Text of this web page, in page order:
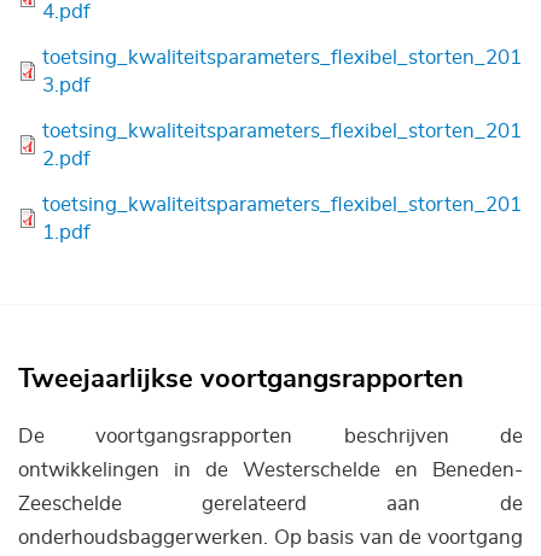
4.pdf
Bestand
toetsing_kwaliteitsparameters_flexibel_storten_201
3.pdf
Bestand
toetsing_kwaliteitsparameters_flexibel_storten_201
2.pdf
Bestand
toetsing_kwaliteitsparameters_flexibel_storten_201
1.pdf
Tweejaarlijkse voortgangsrapporten
De voortgangsrapporten beschrijven de
ontwikkelingen in de Westerschelde en Beneden-
Zeeschelde gerelateerd aan de
onderhoudsbaggerwerken. Op basis van de voortgang